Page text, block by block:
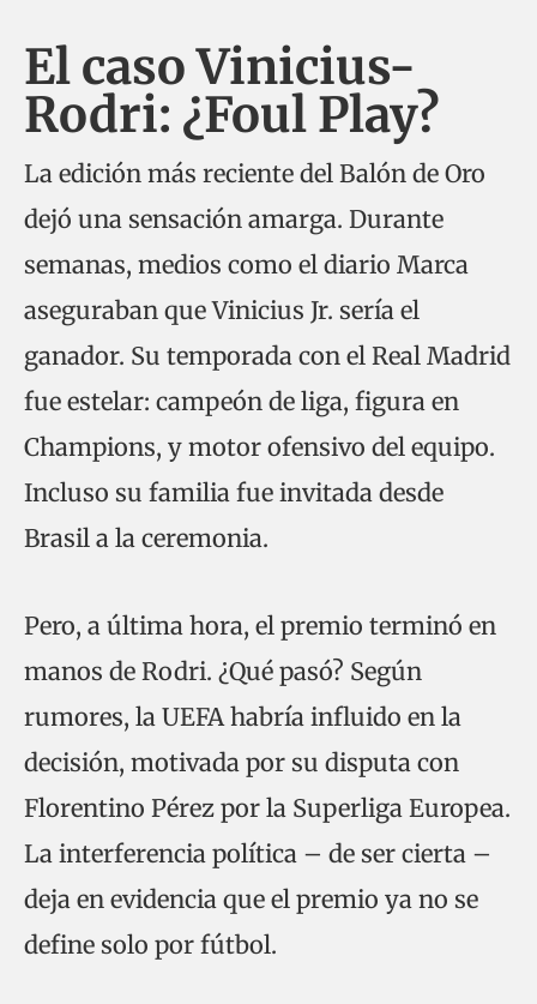
El caso Vinicius-
Rodri: ¿Foul Play?
La edición más reciente del Balón de Oro
dejó una sensación amarga. Durante
semanas, medios como el diario Marca
aseguraban que Vinicius Jr. sería el
ganador. Su temporada con el Real Madrid
fue estelar: campeón de liga, figura en
Champions, y motor ofensivo del equipo.
Incluso su familia fue invitada desde
Brasil a la ceremonia.
Pero, a última hora, el premio terminó en
manos de Rodri. ¿Qué pasó? Según
rumores, la UEFA habría influido en la
decisión, motivada por su disputa con
Florentino Pérez por la Superliga Europea.
La interferencia política – de ser cierta –
deja en evidencia que el premio ya no se
define solo por fútbol.